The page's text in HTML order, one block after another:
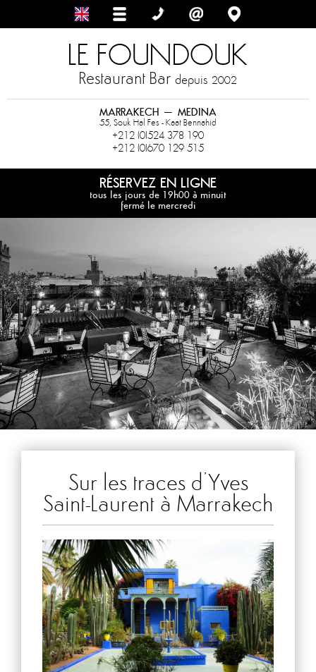
LE FOUNDOUK
Restaurant Bar depuis 2002
MARRAKECH – MEDINA
55, Souk Hal Fes - Kaat Bennahid
+212 (0)524 378 190
+212 (0)670 129 515
RÉSERVEZ EN LIGNE
tous les jours de 19h00 à minuit
fermé le mercredi
Sur les traces d’Yves
Saint-Laurent à Marrakech